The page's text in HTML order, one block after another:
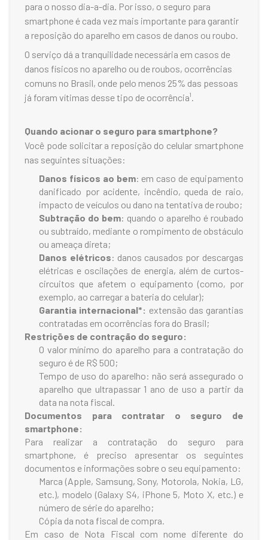
para o nosso dia-a-dia. Por isso, o seguro para
smartphone é cada vez mais importante para garantir
a reposição do aparelho em casos de danos ou roubo.
O serviço dá a tranquilidade necessária em casos de
danos físicos no aparelho ou de roubos, ocorrências
comuns no Brasil, onde pelo menos 25% das pessoas
já foram vítimas desse tipo de ocorrência¹.
Quando acionar o seguro para smartphone?
Você pode solicitar a reposição do celular smartphone
nas seguintes situações:
Danos físicos ao bem: em caso de equipamento
danificado por acidente, incêndio, queda de raio,
impacto de veículos ou dano na tentativa de roubo;
Subtração do bem: quando o aparelho é roubado
ou subtraído, mediante o rompimento de obstáculo
ou ameaça direta;
Danos elétricos: danos causados por descargas
elétricas e oscilações de energia, além de curtos-
circuitos que afetem o equipamento (como, por
exemplo, ao carregar a bateria do celular);
Garantia internacional*: extensão das garantias
contratadas em ocorrências fora do Brasil;
Restrições de contração do seguro:
O valor mínimo do aparelho para a contratação do
seguro é de R$ 500;
Tempo de uso do aparelho: não será assegurado o
aparelho que ultrapassar 1 ano de uso a partir da
data na nota fiscal.
Documentos para contratar o seguro de
smartphone:
Para realizar a contratação do seguro para
smartphone, é preciso apresentar os seguintes
documentos e informações sobre o seu equipamento:
Marca (Apple, Samsung, Sony, Motorola, Nokia, LG,
etc.), modelo (Galaxy S4, iPhone 5, Moto X, etc.) e
número de série do aparelho;
Cópia da nota fiscal de compra.
Em caso de Nota Fiscal com nome diferente do